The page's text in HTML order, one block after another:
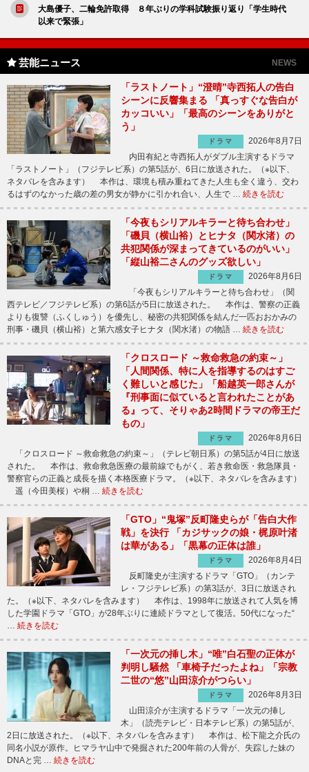
大島優子、二輪免許取得 ８年ぶりの学科試験振り返り「学生時代
以来で緊張」
芸能ニュース NEWS
「ラストノート」“澄晴”寺西拓人の告白
シーンに反響集まる 「真っすぐな告白が
カッコいい」「最高のシーンをありがと
う」
ドラマ
2026年8月7日
内田有紀と寺西拓人がダブル主演するドラマ
「ラストノート」（フジテレビ系）の第5話が、6日に放送された。（※以下、
ネタバレを含みます） 本作は、環境も積み重ねてきた人生も全く違う、交わ
るはずのなかった歳の差の男女が静かに引かれ合い、人生で … 続きを読む
「今夜もシリアルキラーと待ち合わせ」
「磯貝（横山裕）とヒナタ（関水渚）の
共犯関係が深まってきているのがいい」
「縦山裕二さんのグッズ欲しい」
ドラマ
2026年8月6日
「今夜もシリアルキラーと待ち合わせ」（関
西テレビ／フジテレビ系）の第6話が5日に放送された。 本作は、警察の正義
よりも復讐（ふくしゅう）を優先し、秘密の共犯関係を結んだ一匹おおかみの
刑事・磯貝（横山裕）と第六感女子ヒナタ（関水渚）の物語 … 続きを読む
「クロスロード ～救命救急の約束～」
「人間関係、特に人を指導するのはすご
く難しいと感じた」「船越英一郎さんが
『刑事面に似ていると言われたことがあ
る』って、そりゃあ2時間ドラマの帝王だ
もの」
ドラマ
2026年8月6日
「クロスロード ～救命救急の約束～」（テレビ朝日系）の第5話が4日に放送
された。 本作は、救命救急医療の最前線でもがく、若き救命医・救急隊員・
警察官らの正義と成長を描く本格医療ドラマ。（※以下、ネタバレを含みます）
遥（今田美桜）や桐 … 続きを読む
「GTO」“鬼塚”反町隆史らが「告白大作
戦」を決行 「カジサックの娘・梶原叶渚
は華がある」「黒幕の正体は誰」
ドラマ
2026年8月4日
反町隆史が主演するドラマ「GTO」（カンテ
レ・フジテレビ系）の第3話が、3日に放送され
た。（※以下、ネタバレを含みます） 本作は、1998年に放送されて人気を博
した学園ドラマ「GTO」が28年ぶりに連続ドラマとして復活。50代になった“
… 続きを読む
「一次元の挿し木」“唯”白石聖の正体が
判明し騒然 「車椅子だったよね」「宗教
二世の“悠”山田涼介がつらい」
ドラマ
2026年8月3日
山田涼介が主演するドラマ「一次元の挿し
木」（読売テレビ・日本テレビ系）の第5話が、
2日に放送された。（※以下、ネタバレを含みます） 本作は、松下龍之介氏の
同名小説が原作。ヒマラヤ山中で発掘された200年前の人骨が、失踪した妹の
DNAと完 … 続きを読む